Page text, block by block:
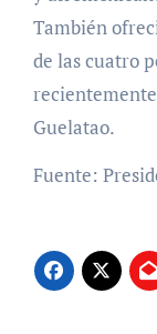
También
de las cuatro
Guelatao.
Fuente: